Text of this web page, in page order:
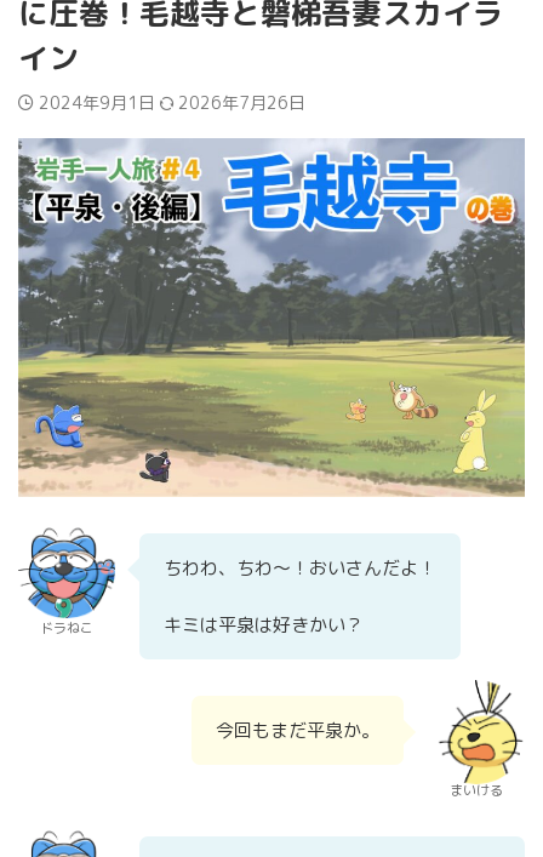
に圧巻！毛越寺と磐梯吾妻スカイラ
イン
2024年9月1日 2026年7月26日
ドラねこ
ちわわ、ちわ～！おいさんだよ！
キミは平泉は好きかい？
今回もまだ平泉か。
まいける